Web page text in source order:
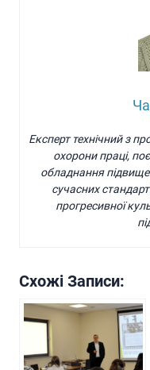
Експерт технічний з
охорони праці,
обладнання
сучасних
прогресивної
Схожі Записи: